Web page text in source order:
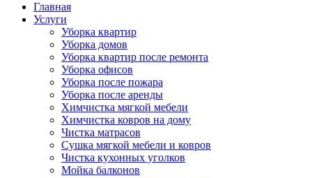
Главная
Услуги
Уборка квартир
Уборка домов
Уборка квартир после ремонта
Уборка офисов
Уборка после пожара
Уборка после аренды
Химчистка мягкой мебели
Химчистка ковров на дому
Чистка матрасов
Сушка мягкой мебели и ковров
Чистка кухонных уголков
Мойка балконов